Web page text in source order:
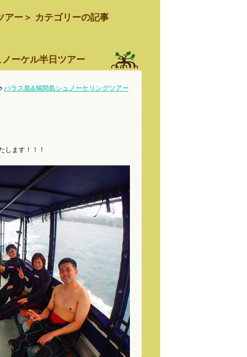
アー＞ カテゴリーの記事
ーケル半日ツアー
バラス島&鳩間島シュノーケリングツアー
します！！！